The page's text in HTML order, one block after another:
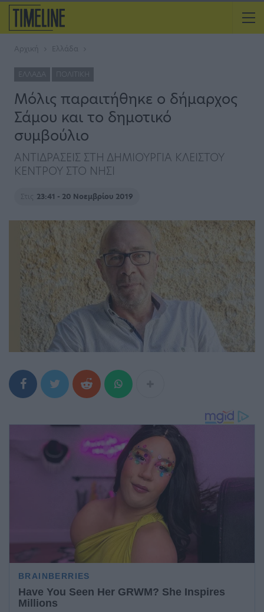
Αρχική Ελλάδα
ΕΛΛΆΔΑ ΠΟΛΙΤΙΚΉ
Μόλις παραιτήθηκε ο δήμαρχος
Σάμου και το δημοτικό
συμβούλιο
ΑΝΤΙΔΡΑΣΕΙΣ ΣΤΗ ΔΗΜΙΟΥΡΓΙΑ ΚΛΕΙΣΤΟΥ
ΚΕΝΤΡΟΥ ΣΤΟ ΝΗΣΙ
Στις 23:41 - 20 Νοεμβρίου 2019